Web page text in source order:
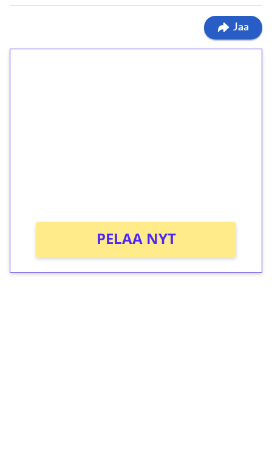
Jaa
PELAA NYT